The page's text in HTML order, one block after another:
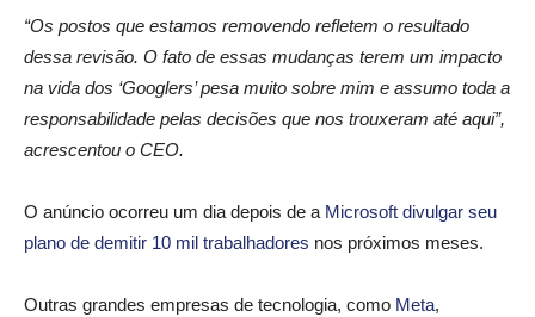
“Os postos que estamos removendo refletem o resultado
dessa revisão. O fato de essas mudanças terem um impacto
na vida dos ‘Googlers’ pesa muito sobre mim e assumo toda a
responsabilidade pelas decisões que nos trouxeram até aqui”,
acrescentou o CEO.
O anúncio ocorreu um dia depois de a Microsoft divulgar seu
plano de demitir 10 mil trabalhadores nos próximos meses.
Outras grandes empresas de tecnologia, como Meta,